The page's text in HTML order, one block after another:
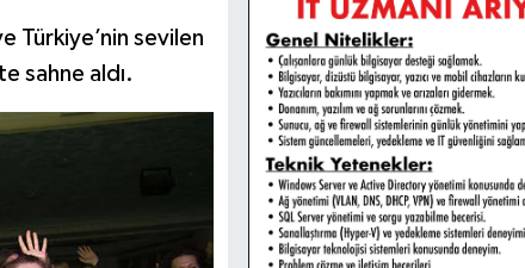
Türkiye’nin sevilen
sahne aldı.